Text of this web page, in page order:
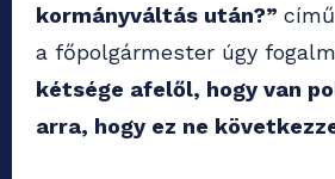
kormányváltás után?”
a főpolgármester úgy
kétsége afelől, hogy van
arra, hogy ez ne